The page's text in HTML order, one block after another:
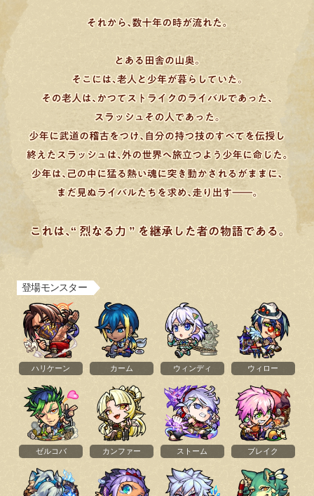
かつて、一人の武闘家がいた。 彼の名は、ストライク。 男は険しい武の道を歩み、数多のライバ
登場モンスター
ハリケーン カーム ウィンディ ウィロー
ゼルコバ カンファー ストーム ブレイク